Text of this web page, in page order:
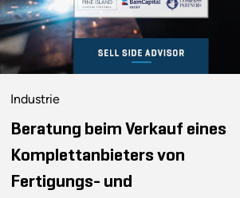
Industrie
Beratung beim Verkauf eines
Komplettanbieters von
Fertigungs- und